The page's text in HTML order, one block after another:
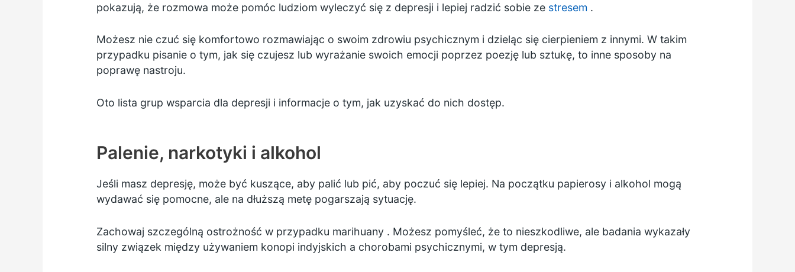
pokazują, że rozmowa może pomóc ludziom wyleczyć się z depresji i lepiej radzić sobie ze stresem .
Możesz nie czuć się komfortowo rozmawiając o swoim zdrowiu psychicznym i dzieląc się cierpieniem z innymi. W takim
przypadku pisanie o tym, jak się czujesz lub wyrażanie swoich emocji poprzez poezję lub sztukę, to inne sposoby na
poprawę nastroju.
Oto lista grup wsparcia dla depresji i informacje o tym, jak uzyskać do nich dostęp.
Palenie, narkotyki i alkohol
Jeśli masz depresję, może być kuszące, aby palić lub pić, aby poczuć się lepiej. Na początku papierosy i alkohol mogą
wydawać się pomocne, ale na dłuższą metę pogarszają sytuację.
Zachowaj szczególną ostrożność w przypadku marihuany. Możesz pomyśleć, że to nieszkodliwe, ale badania wykazały
silny związek między używaniem konopi indyjskich a chorobami psychicznymi, w tym depresją.